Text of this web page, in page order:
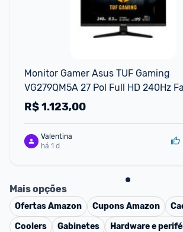
Monitor Gamer Asus TUF Gaming
VG279QM5A 27 Pol Full HD 240Hz
0.3ms G-Sync FreeSync Premium
R$1.123,00
Valentina
há 1 d
Mais opções
OfertasAmazon CuponsAmazon
Coolers
Gabinetes Hardware e